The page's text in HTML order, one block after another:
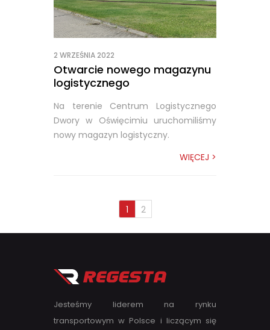
2 WRZEŚNIA 2022
Otwarcie nowego magazynu
logistycznego
Na terenie Centrum Logistycznego
Dwory w Oświęcimiu uruchomiliśmy
nowy magazyn logistyczny.
WIĘCEJ >
1 2
Jesteśmy liderem na rynku
transportowym w Polsce i liczącym się